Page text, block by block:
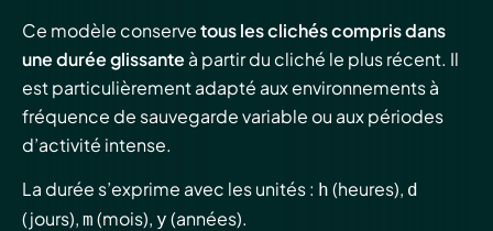
Ce modèle conservetous les clichés compris dans
une durée glissante à partir du cliché le plus récent. Il
est particulièrement adapté aux environnements à
fréquence de sauvegarde variable ou aux périodes
d’activité intense.
La durée s’exprime avec les unités : h (heures), d
(jours), m (mois), y (années).